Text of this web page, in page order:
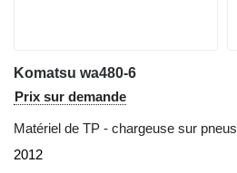
Komatsu wa480-6
Prix sur demande
Matériel de TP - chargeuse sur pneus
2012